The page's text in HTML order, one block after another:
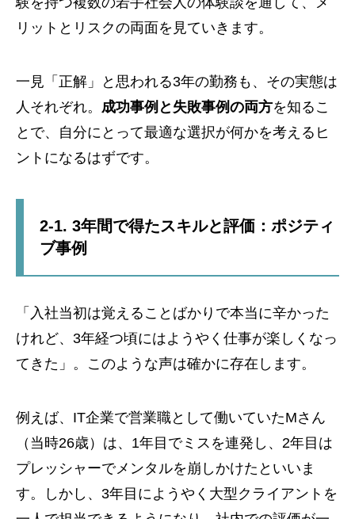
リットとリスクの両面を見ていきます。
一見「正解」と思われる3年の勤務も、その実態は
人それぞれ。 成功事例と失敗事例の両方を知るこ
とで、自分にとって最適な選択が何かを考えるヒ
ントになるはずです。
2-1. 3年間で得たスキルと評価：ポジティ
ブ事例
「入社当初は覚えることばかりで本当に辛かった
けれど、3年経つ頃にはようやく仕事が楽しくなっ
てきた」。このような声は確かに存在します。
例えば、IT企業で営業職として働いていたMさん
（当時26歳）は、1年目でミスを連発し、2年目は
プレッシャーでメンタルを崩しかけたといいま
す。しかし、3年目にようやく大型クライアントを